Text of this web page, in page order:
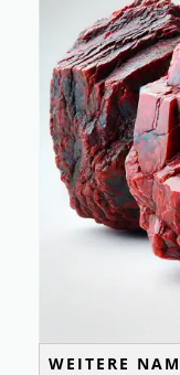
WEITERE